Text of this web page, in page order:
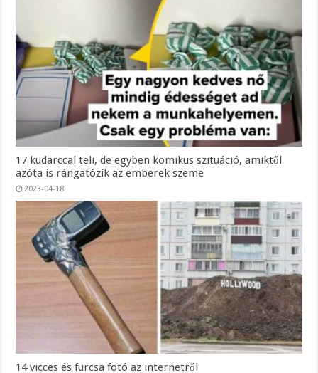
17 kudarccal teli, de egyben komikus szituáció, amiktől
azóta is rángatózik az emberek szeme
2023-04-18
14 vicces és furcsa fotó az internetről